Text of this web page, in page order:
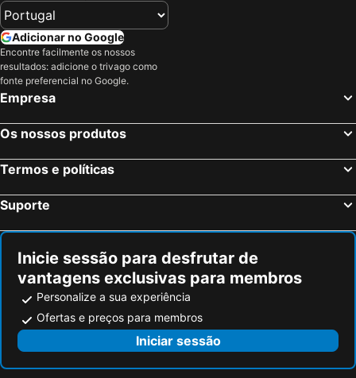
Nambroca, Castela-La Mancha Hotéis
Almagro, Castela-La Mancha Hotéis
Alcázar de San Juan, Castela-La Mancha Hotéis
Tomelloso, Castela-La Mancha Hotéis
Madrid, Madrid Hotéis
Sevilha, Andaluzia Hotéis
Barcelona, Catalunha Hotéis
Isla Cristina, Andaluzia Hotéis
Adicionar no Google
Encontre facilmente os nossos
resultados: adicione o trivago como
fonte preferencial no Google.
Empresa
Os nossos produtos
Termos e políticas
Suporte
Inicie sessão para desfrutar de
vantagens exclusivas para membros
Personalize a sua experiência
Ofertas e preços para membros
Iniciar sessão